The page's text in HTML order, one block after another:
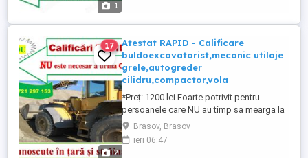
1
variate de produse, ...
2
17
Atestat RAPID - Calificare
buldoexcavatorist,mecanic utilaje
grele,autogreder
cilidru,compactor,vola
*Preț: 1200 lei Foarte potrivit pentru
persoanele care NU au timp sa mearga la
CURS. Atestatul (certificatul) se poate
obtine printr-o testare in acest domeniu.
Certificatul este recunoscut si in U.E.si
Brasov, Brasov
ieri 06:47